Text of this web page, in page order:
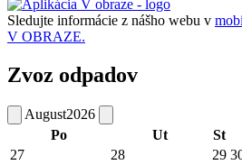
Sledujte informácie z nášho webu v
V OBRAZE.
Zvoz odpadov
August2026
Po
Ut St
27
28 29